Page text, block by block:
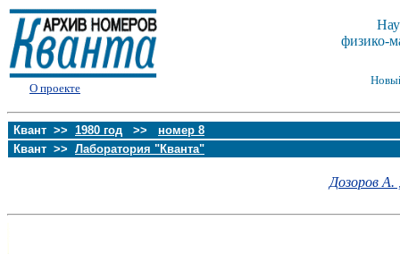
О проекте
физико-
Квант >> 1980 год >> номер 8
Квант >> Лаборатория "Кванта"
Дозоров А.